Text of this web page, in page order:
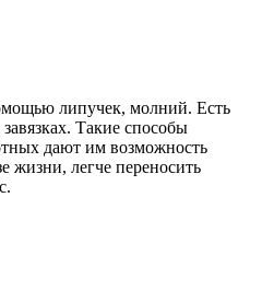
липучек, молний. Есть
Такие способы
дают им возможность
жизни, легче переносить